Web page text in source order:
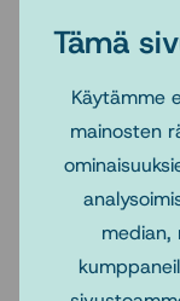
Tämä
Käytämme
mainosten
median,
Sosiaalityö, tieto
Sosiaalityön arvot
Väänänen-Fomin
Kohtaako
Roivainen, Irene
Rakenteellinen
Anneli Pohjola,